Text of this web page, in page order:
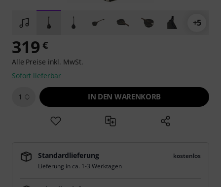
+5
319 €
Alle Preise inkl. MwSt.
Sofort lieferbar
1 IN DEN WARENKORB
Standardlieferung
kostenlos
Lieferung in ca. 1-3 Werktagen